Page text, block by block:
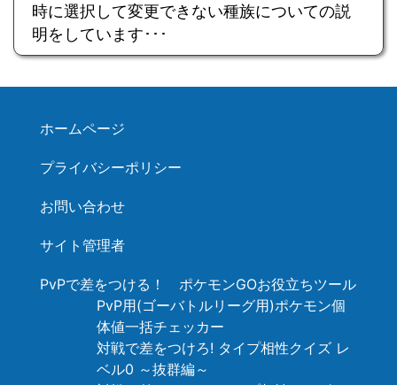
時に選択して変更できない種族についての説
明をしています･･･
ホームページ
プライバシーポリシー
お問い合わせ
サイト管理者
PvPで差をつける！ ポケモンGOお役立ちツール
PvP用(ゴーバトルリーグ用)ポケモン個
体値一括チェッカー
対戦で差をつけろ! タイプ相性クイズ レ
ベル0 ～抜群編～